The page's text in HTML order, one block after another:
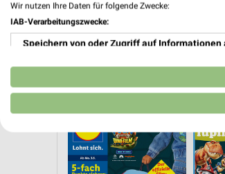
Wir nutzen Ihre Daten für folgende Zwecke:
IAB-Verarbeitungszwecke:
Speichern von oder Zugriff auf Informationen
Verwendung reduzierter Daten zur Auswahl
Erstellung von Profilen für personalisierte
Erstellung von Profilen zur Personalisierung